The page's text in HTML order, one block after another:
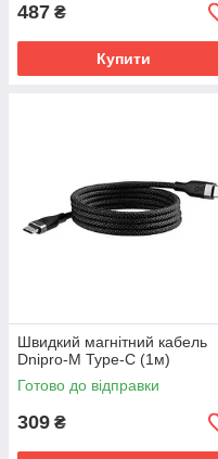
487 ₴
Купити
Швидкий магнітний кабель
Dnipro-M Type-C (1м)
Готово до відправки
309 ₴